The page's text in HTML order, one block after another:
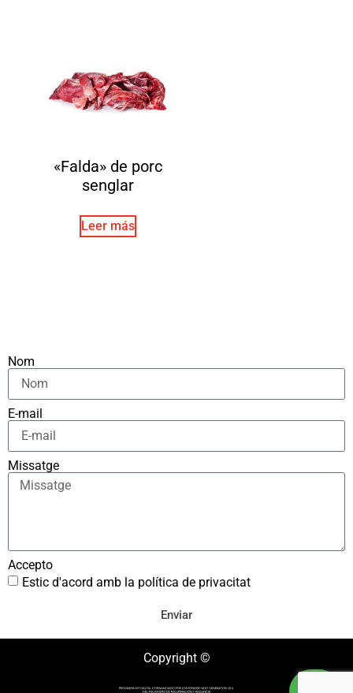
«Falda» de porc
senglar
Leer más
Nom
E-mail
Missatge
Accepto
Estic d'acord amb la política de privacitat
Enviar
Copyright ©